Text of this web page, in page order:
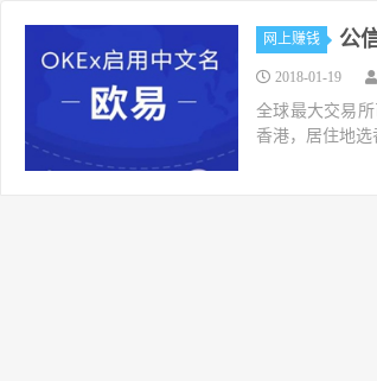
网上赚钱 公
2018-01-19
全球最大交易所
香港，居住地